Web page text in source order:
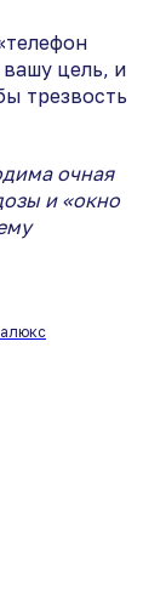
цель, и
трезвость
очная
и «окно